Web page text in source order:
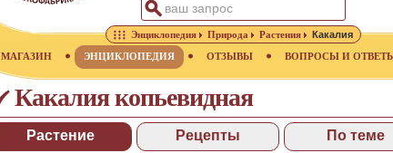
МАГАЗИН ЭНЦИКЛОПЕДИЯ ОТЗЫВЫ ВОПРОСЫ И
Энциклопедия Природа Растения Какалия
Какалия копьевидная
Растение Рецепты По теме